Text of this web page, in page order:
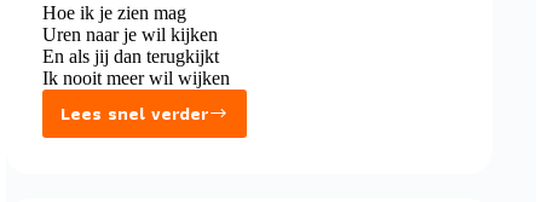
Hoe ik je zien mag
Uren naar je wil kijken
En als jij dan terugkijkt
Ik nooit meer wil wijken
Lees snel verder
Uren